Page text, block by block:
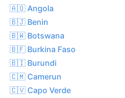
🇦🇴 Angola
🇧🇯 Benin
🇧🇼 Botswana
🇧🇫 Burkina Faso
🇧🇮 Burundi
🇨🇲 Camerun
🇨🇻 Capo Verde